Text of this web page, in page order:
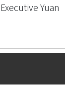
Executive Yuan